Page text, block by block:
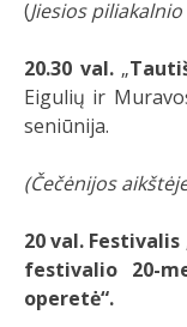
(Jiesios
20.30 val.„
Eigulių ir
seniūnija.
(Čečėnijos
20 val.
festivalio 20-
operetė“.